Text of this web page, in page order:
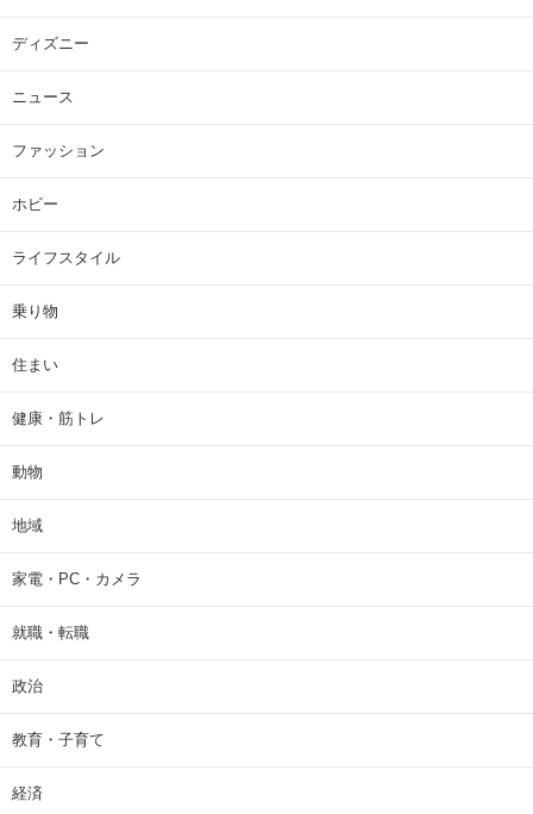
ディズニー
ニュース
ファッション
ホビー
ライフスタイル
乗り物
住まい
健康・筋トレ
動物
地域
家電・PC・カメラ
就職・転職
政治
教育・子育て
経済